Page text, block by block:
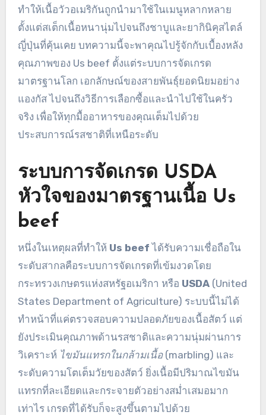
ทำให้เนื้อวัวอเมริกันถูกนำมาใช้ในเมนูหลากหลาย
ตั้งแต่สเต็กเนื้อหนานุ่มไปจนถึงชาบูและยากินิคุสไตล์
ญี่ปุ่นที่คุ้นเคย บทความนี้จะพาคุณไปรู้จักกับเบื้องหลัง
คุณภาพของ Us beef ตั้งแต่ระบบการจัดเกรด
มาตรฐานโลก เอกลักษณ์ของสายพันธุ์ยอดนิยมอย่าง
แองกัส ไปจนถึงวิธีการเลือกซื้อและนำไปใช้ในครัว
จริง เพื่อให้ทุกมื้ออาหารของคุณเต็มไปด้วย
ประสบการณ์รสชาติที่เหนือระดับ
ระบบการจัดเกรด USDA
หัวใจของมาตรฐานเนื้อ Us
beef
หนึ่งในเหตุผลที่ทำให้ Us beef ได้รับความเชื่อถือใน
ระดับสากลคือระบบการจัดเกรดที่เข้มงวดโดย
กระทรวงเกษตรแห่งสหรัฐอเมริกา หรือ USDA(United
States Department of Agriculture) ระบบนี้ไม่ได้
ทำหน้าที่แค่ตรวจสอบความปลอดภัยของเนื้อสัตว์ แต่
ยังประเมินคุณภาพด้านรสชาติและความนุ่มผ่านการ
วิเคราะห์ ไขมันแทรกในกล้ามเนื้อ(marbling) และ
ระดับความโตเต็มวัยของสัตว์ ยิ่งเนื้อมีปริมาณไขมัน
แทรกที่ละเอียดและกระจายตัวอย่างสม่ำเสมอมาก
เท่าไร เกรดที่ได้รับก็จะสูงขึ้นตามไปด้วย